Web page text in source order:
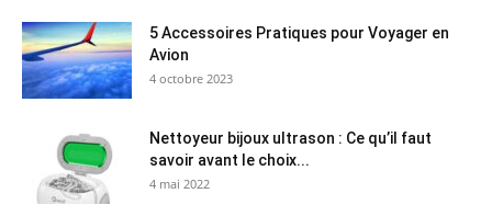
5 Accessoires Pratiques pour Voyager en
Avion
4 octobre 2023
Nettoyeur bijoux ultrason : Ce qu’il faut
savoir avant le choix...
4 mai 2022